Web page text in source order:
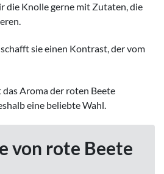
die Knolle gerne mit Zutaten, die
sie einen Kontrast, der vom
das Aroma der roten Beete
eine beliebte Wahl.
von rote Beete